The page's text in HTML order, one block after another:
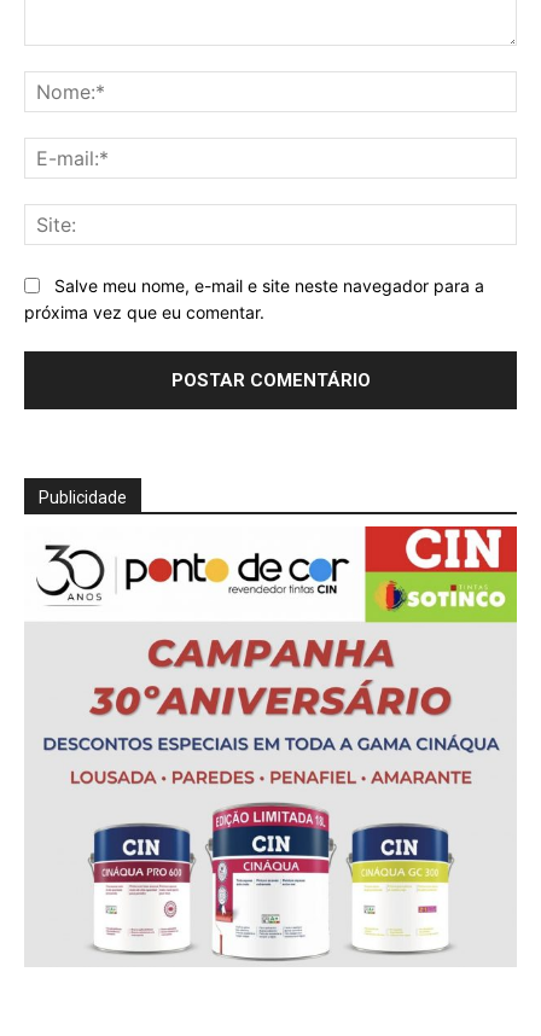
Salve meu nome, e-mail e site neste navegador para a
próxima vez que eu comentar.
Publicidade